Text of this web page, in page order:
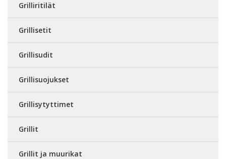
Grilliritilät
Grillisetit
Grillisudit
Grillisuojukset
Grillisytyttimet
Grillit
Grillit ja muurikat